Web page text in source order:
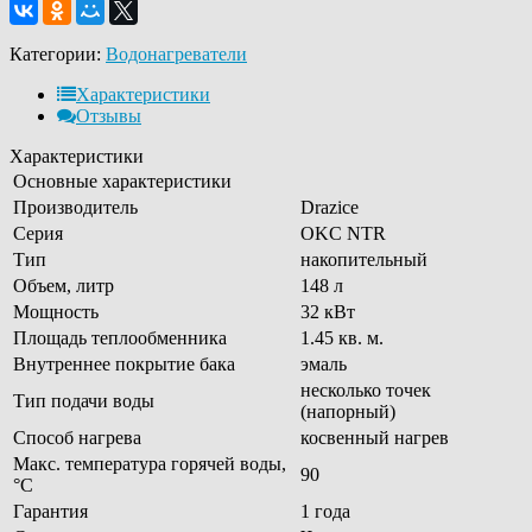
Категории: Водонагреватели
Характеристики
Отзывы
Характеристики
Основные характеристики
Производитель
Drazice
Серия
OKC NTR
Тип
накопительный
Объем, литр
148 л
Мощность
32 кВт
Площадь теплообменника
1.45 кв. м.
Внутреннее покрытие бака
эмаль
Тип подачи воды
несколько точек
(напорный)
Способ нагрева
косвенный нагрев
Макс. температура горячей воды,
°С
90
Гарантия
1 года